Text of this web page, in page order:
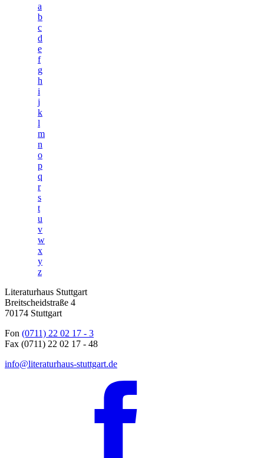
a
b
c
d
e
f
g
h
i
j
k
l
m
n
o
p
q
r
s
t
u
v
w
x
y
z
Literaturhaus Stuttgart
Breitscheidstraße 4
70174 Stuttgart
Fon (0711) 22 02 17 - 3
Fax (0711) 22 02 17 - 48
info@literaturhaus-stuttgart.de